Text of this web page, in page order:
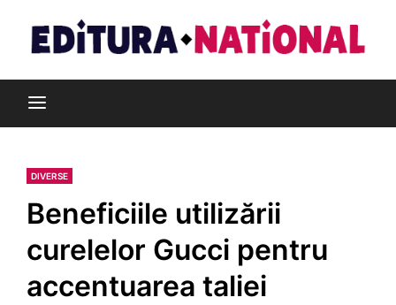
content
Editura Național
DIVERSE
Beneficiile utilizării
curelelor Gucci pentru
accentuarea taliei